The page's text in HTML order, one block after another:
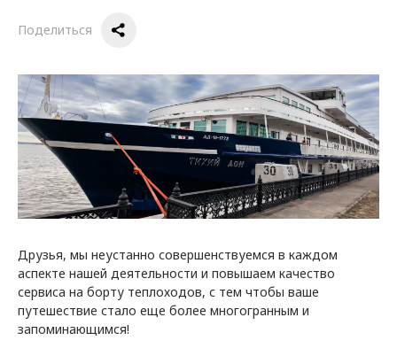
Поделиться
Друзья, мы неустанно совершенствуемся в каждом
аспекте нашей деятельности и повышаем качество
сервиса на борту теплоходов, с тем чтобы ваше
путешествие стало еще более многогранным и
запоминающимся!